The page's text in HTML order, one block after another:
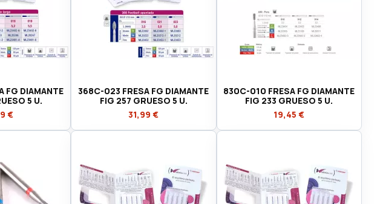
FG DIAMANTE
5 U.
€
368C-023 FRESA FG DIAMANTE
FIG 257 GRUESO 5 U.
31,99 €
830C-010 FRESA FG DIAMANTE
FIG 233 GRUESO 5 U.
19,45 €